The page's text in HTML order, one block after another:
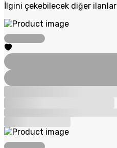
İlgini çekebilecek diğer ilanlar